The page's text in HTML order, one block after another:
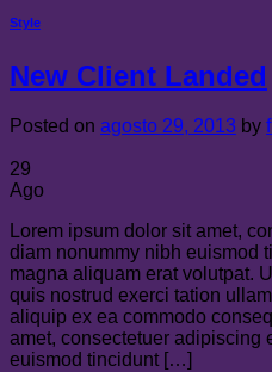
Style
New Client Landed
Posted on agosto 29, 2013 by
29
Ago
Lorem ipsum dolor sit amet,
diam nonummy nibh euismod
magna aliquam erat volutpat.
quis nostrud exerci tation
aliquip ex ea commodo
amet, consectetuer adipiscing
euismod tincidunt […]